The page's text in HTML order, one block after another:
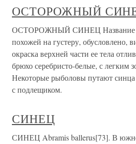
ОСТОРОЖНЫЙ
ОСТОРОЖНЫЙ СИНЕЦ Название
похожей на густеру, обусловлено,
окраска верхней части ее тела
брюхо серебристо-белые, с легким
Некоторые рыболовы путают синца
с подлещиком.
СИНЕЦ
СИНЕЦ Abramis ballerus[73]. В